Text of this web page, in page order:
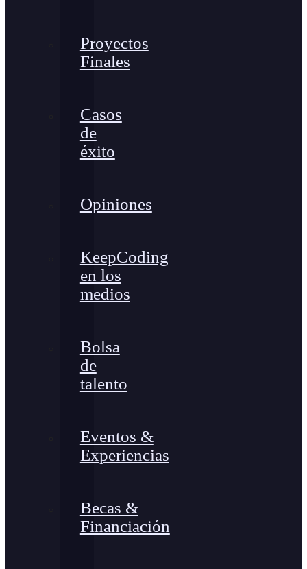
Proyectos
Finales
Casos
de
éxito
Opiniones
KeepCoding
en los
medios
Bolsa
de
talento
Eventos &
Experiencias
Becas &
Financiación